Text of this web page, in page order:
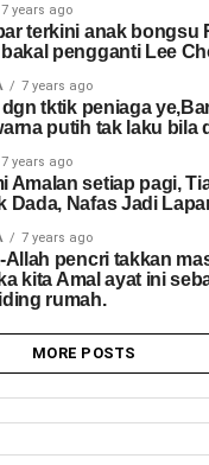
7 years ago
terkini anak bongsu
pengganti Lee
7 years ago
dgn tktik peniaga
putih tak laku bila
7 years ago
Amalan setiap pagi,
Dada, Nafas Jadi
7 years ago
Allah pencri takkan
kita Amal ayat ini
rumah.
MORE POSTS